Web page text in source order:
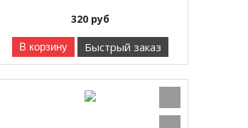
320руб
В корзину Быстрый заказ